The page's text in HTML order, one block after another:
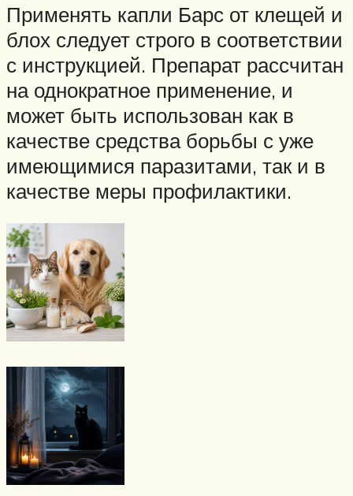
Применять капли Барс от клещей и
блох следует строго в соответствии
с инструкцией. Препарат рассчитан
на однократное применение, и
может быть использован как в
качестве средства борьбы с уже
имеющимися паразитами, так и в
качестве меры профилактики.